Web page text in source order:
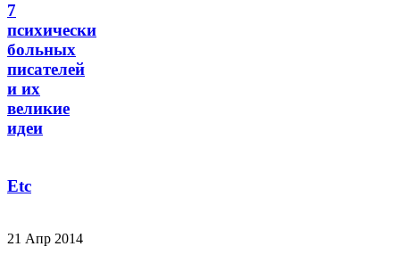
7
психически
больных
писателей
и их
великие
идеи
Etc
21 Апр 2014